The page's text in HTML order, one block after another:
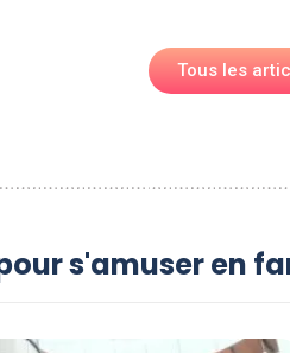
Tous les
s'amuser en